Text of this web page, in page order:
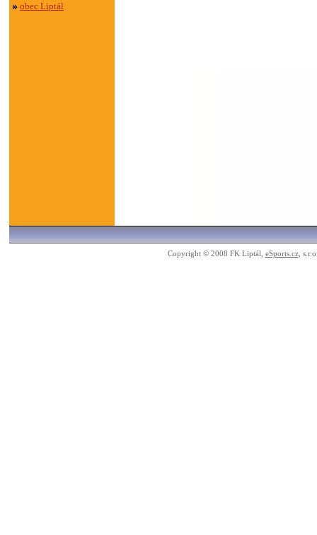
obec Liptál
Copyright © 2008 FK Liptál, eSports.cz,